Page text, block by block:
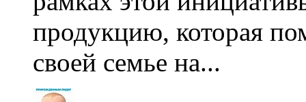
продукцию, которая
своей семье на...